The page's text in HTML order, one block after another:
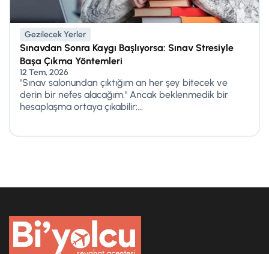
Gezilecek Yerler
Sınavdan Sonra Kaygı Başlıyorsa: Sınav Stresiyle
Başa Çıkma Yöntemleri
12 Tem, 2026
"Sınav salonundan çıktığım an her şey bitecek ve
derin bir nefes alacağım." Ancak beklenmedik bir
hesaplaşma ortaya çıkabilir:...